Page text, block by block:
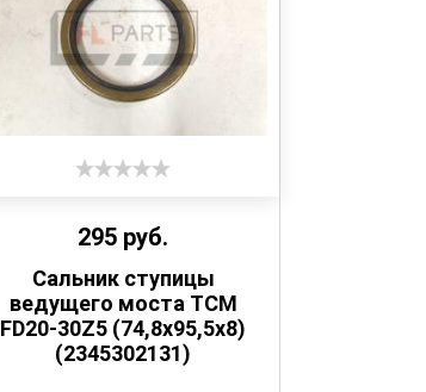
295 руб.
Сальник ступицы
ведущего моста TCM
FD20-30Z5 (74,8х95,5х8)
(2345302131)